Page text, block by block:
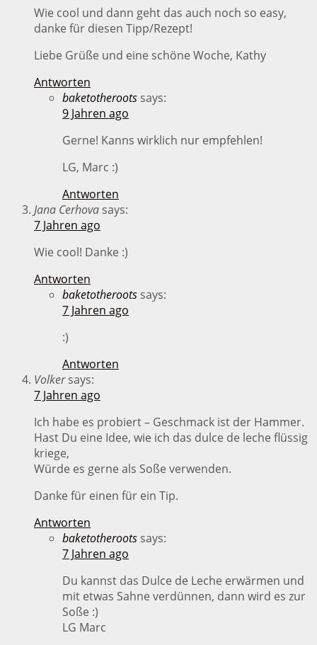
Wie cool und dann geht das auch noch so easy,
danke für diesen Tipp/Rezept!
Liebe Grüße und eine schöne Woche, Kathy
Antworten
baketotheroots says:
9 Jahren ago
Gerne! Kanns wirklich nur empfehlen!
LG, Marc :)
Antworten
Jana Cerhova says:
7 Jahren ago
Wie cool! Danke :)
Antworten
baketotheroots says:
7 Jahren ago
:)
Antworten
Volker says:
7 Jahren ago
Ich habe es probiert – Geschmack ist der Hammer.
Hast Du eine Idee, wie ich das dulce de leche flüssig
kriege,
Würde es gerne als Soße verwenden.
Danke für einen für ein Tip.
Antworten
baketotheroots says:
7 Jahren ago
Du kannst das Dulce de Leche erwärmen und
mit etwas Sahne verdünnen, dann wird es zur
Soße :)
LG Marc